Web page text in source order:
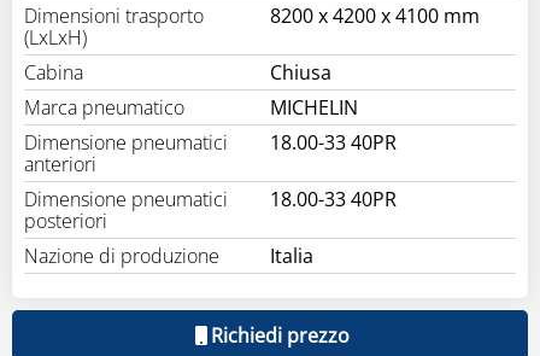
Dimensioni trasporto
(LxLxH)
8200 x 4200 x 4100 mm
Cabina
Chiusa
Marca pneumatico
MICHELIN
Dimensione pneumatici
anteriori
18.00-33 40PR
Dimensione pneumatici
posteriori
18.00-33 40PR
Nazione di produzione Italia
Richiedi prezzo